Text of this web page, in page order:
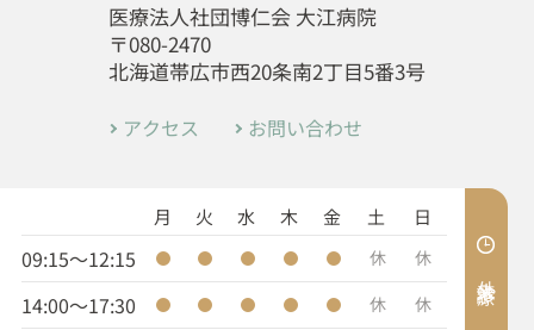
医療法人社団博仁会 大江病院
〒080-2470
北海道帯広市西20条南2丁目5番3号
アクセス お問い合わせ
月 火 水 木 金 土 日
09:15～12:15 休 休
14:00～17:30 休 休